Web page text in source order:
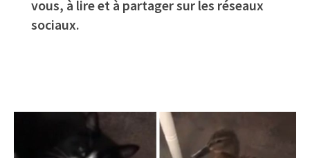
vous, à lire et à partager sur les réseaux
sociaux.